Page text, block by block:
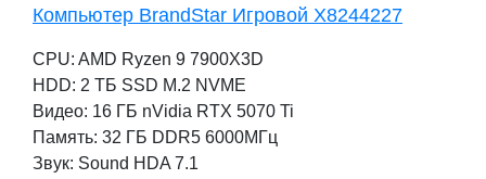
Компьютер BrandStar Игровой X8244227
CPU: AMD Ryzen 9 7900X3D
HDD: 2 TБ SSD M.2 NVME
Видео: 16 ГБ nVidia RTX 5070 Ti
Память: 32 ГБ DDR5 6000МГц
Звук: Sound HDA 7.1